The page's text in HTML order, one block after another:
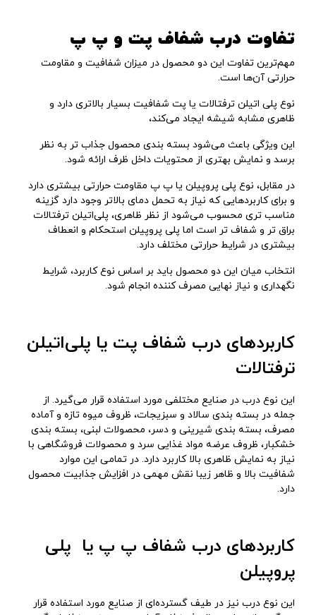
تفاوت درب شفاف پت و پ پ
مهم‌ترین تفاوت این دو محصول در میزان شفافیت و مقاومت
حرارتی آن‌ها است.
نوع پلی ‌اتیلن ترفتالات یا پت شفافیت بسیار بالاتری دارد و
ظاهری مشابه شیشه ایجاد می‌کند،
این ویژگی باعث می‌شود بسته ‌بندی محصول جذاب ‌تر به نظر
برسد و نمایش بهتری از محتویات داخل ظرف ارائه شود.
در مقابل، نوع پلی ‌پروپیلن یا پ پ مقاومت حرارتی بیشتری دارد
و برای کاربردهایی که نیاز به تحمل دمای بالاتر وجود دارد گزینه
مناسب ‌تری محسوب می‌شود از نظر ظاهری، پلی‌اتیلن ترفتالات
براق‌ تر و شفاف‌ تر است اما پلی ‌پروپیلن استحکام و انعطاف
بیشتری در شرایط حرارتی مختلف دارد.
انتخاب میان این دو محصول باید بر اساس نوع کاربرد، شرایط
نگهداری و نیاز نهایی مصرف ‌کننده انجام شود.
کاربردهای درب شفاف پت یا پلی‌اتیلن
ترفتالات
این نوع درب در صنایع مختلفی مورد استفاده قرار می‌گیرد. از
جمله در بسته‌ بندی سالاد و سبزیجات، ظروف میوه تازه و آماده
مصرف، بسته‌ بندی شیرینی و دسر، محصولات لبنی، بسته ‌بندی
خشکبار، ظروف عرضه مواد غذایی سرد و محصولات فروشگاهی با
نیاز به نمایش ظاهری بالا کاربرد دارد. در تمامی این موارد
شفافیت بالا و ظاهر زیبا نقش مهمی در افزایش جذابیت محصول
دارد.
کاربردهای درب شفاف پ پ یا پلی
‌پروپیلن
این نوع درب نیز در طیف گسترده‌ای از صنایع مورد استفاده قرار